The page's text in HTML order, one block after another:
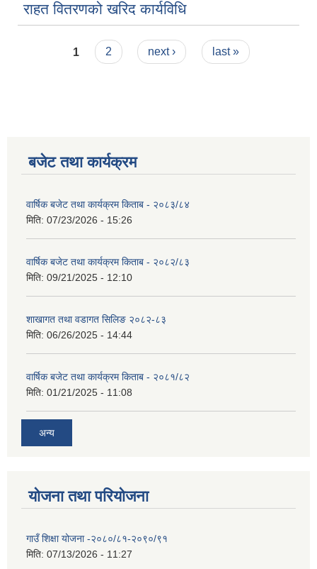
राहत वितरणको खरिद कार्यविधि
Pages
1 2 next › last »
बजेट तथा कार्यक्रम
वार्षिक बजेट तथा कार्यक्रम किताब - २०८३/८४
मिति: 07/23/2026 - 15:26
वार्षिक बजेट तथा कार्यक्रम किताब - २०८२/८३
मिति: 09/21/2025 - 12:10
शाखागत तथा वडागत सिलिङ २०८२-८३
मिति: 06/26/2025 - 14:44
वार्षिक बजेट तथा कार्यक्रम किताब - २०८१/८२
मिति: 01/21/2025 - 11:08
अन्य
योजना तथा परियोजना
गाउँ शिक्षा योजना -२०८०/८१-२०९०/९१
मिति: 07/13/2026 - 11:27